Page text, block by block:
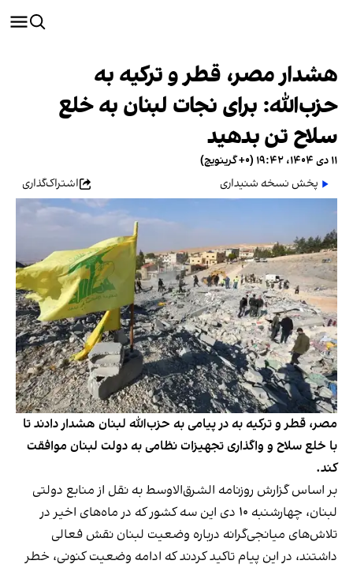
هشدار مصر، قطر و ترکیه به
حزب‌الله: برای نجات لبنان به خلع
سلاح تن بدهید
۱۱ دی ۱۴۰۴، ۱۹:۴۲ (‎+۰ گرینویچ)
پخش نسخه شنیداری
اشتراک‌گذاری
مصر، قطر و ترکیه به در پیامی به حزب‌الله لبنان هشدار دادند تا
با خلع سلاح و واگذاری تجهیزات نظامی به دولت لبنان موافقت
کند.
بر اساس گزارش روزنامه الشرق‌الاوسط به نقل از منابع دولتی
لبنان، چهارشنبه ۱۰ دی این سه کشور که در ماه‌های اخیر در
تلاش‌های میانجی‌گرانه درباره وضعیت لبنان نقش فعالی
داشتند، در این پیام تاکید کردند که ادامه وضعیت کنونی، خطر